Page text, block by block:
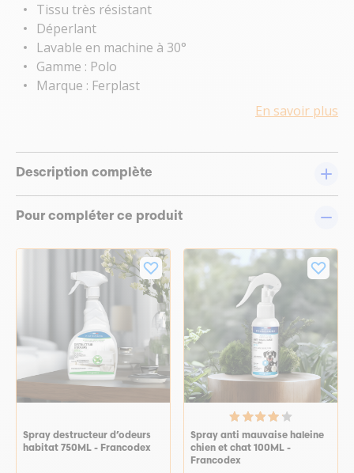
Tissu très résistant
Déperlant
Lavable en machine à 30°
Gamme : Polo
Marque : Ferplast
En savoir plus
Description complète
Pour compléter ce produit
Spray destructeur d’odeurs
habitat 750ML - Francodex
Spray anti mauvaise haleine
chien et chat 100ML -
Francodex